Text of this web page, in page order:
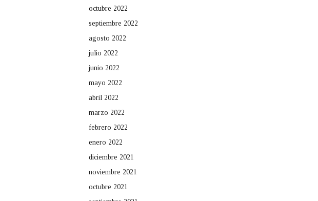
octubre 2022
septiembre 2022
agosto 2022
julio 2022
junio 2022
mayo 2022
abril 2022
marzo 2022
febrero 2022
enero 2022
diciembre 2021
noviembre 2021
octubre 2021